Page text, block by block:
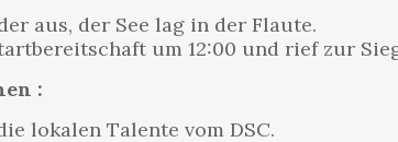
aus, der See lag in der Flaute.
um 12:00 und rief zur
:
lokalen Talente vom DSC.